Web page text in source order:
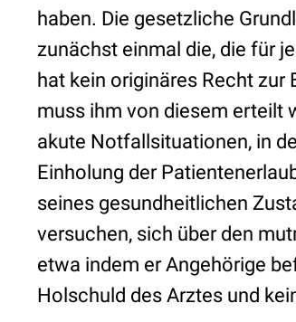
haben. Die gesetzliche
zunächst einmal die, die für
hat kein originäres Recht zur
muss ihm von diesem erteilt
akute Notfallsituationen, in
Einholung der
seines gesundheitlichen
versuchen, sich über den
etwa indem er Angehörige
Holschuld des Arztes und